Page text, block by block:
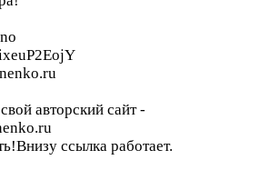
авторский сайт -
ссылка работает.